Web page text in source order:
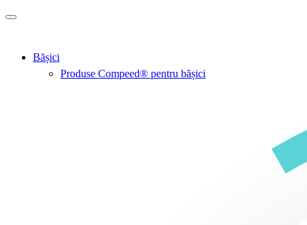
Treci la conținutul principal
Bășici
Produse Compeed® pentru bășici